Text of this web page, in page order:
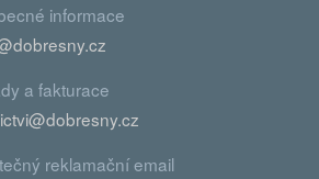
informace
a fakturace
reklamační email